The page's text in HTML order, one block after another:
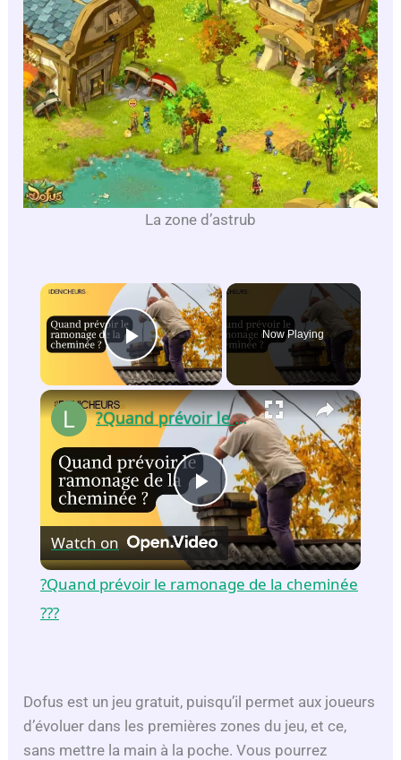
La zone d’astrub
×
Play Video
Now Playing
×
P
l
V
?Quand prévoir le ramonage de la cheminée ??​?​
Watch on
?Quand prévoir le ramonage de la cheminée
??​?​
Dofus est un jeu gratuit, puisqu’il permet aux joueurs
d’évoluer dans les premières zones du jeu, et ce,
sans mettre la main à la poche. Vous pourrez